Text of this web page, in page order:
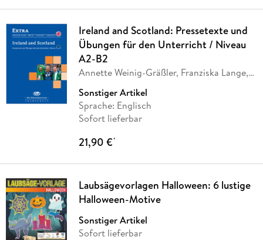
Ireland and Scotland: Pressetexte und
Übungen für den Unterricht / Niveau
A2-B2
Annette Weinig-Gräßler, Franziska Lange,
Sonstiger Artikel
Sprache: Englisch
Sofort lieferbar
21,90 €*
Laubsägevorlagen Halloween: 6 lustige
Halloween-Motive
Sonstiger Artikel
Sofort lieferbar